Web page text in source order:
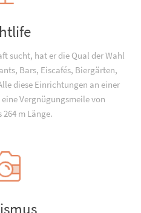
sucht, hat er die Qual der Wahl
Bars, Eiscafés, Biergärten,
diese Einrichtungen an einer
Vergnügungsmeile von
264 m Länge.